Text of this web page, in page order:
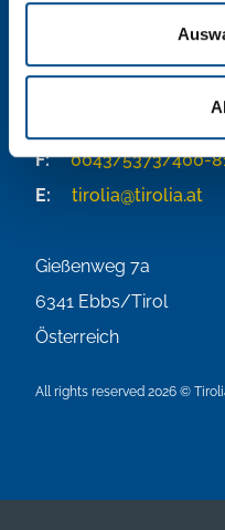
Tirolia
F:
0043/5373/400-
E:
tirolia@tirolia.at
Gießenweg 7a
6341 Ebbs/Tirol
Österreich
All rights reserved 2026 ©